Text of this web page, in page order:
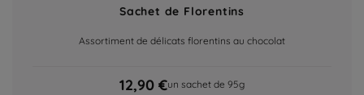
Sachet de Florentins
Assortiment de délicats florentins au chocolat
12,90 €un sachet de 95g